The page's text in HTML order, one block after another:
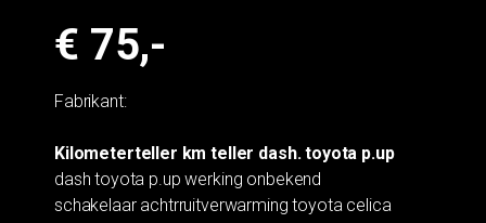
€ 75,-
Fabrikant:
Kilometerteller km teller dash. toyota p.up
dash toyota p.up werking onbekend
schakelaar achtrruitverwarming toyota celica